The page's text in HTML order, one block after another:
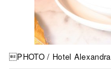
PHOTO / Hotel Alexandra